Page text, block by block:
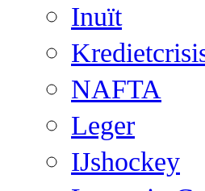
Inuït
NAFTA
Leger
IJshockey